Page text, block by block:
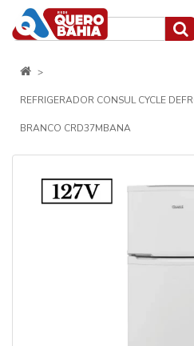
REFRIGERADOR CONSUL CYCLE
BRANCO CRD37MBANA